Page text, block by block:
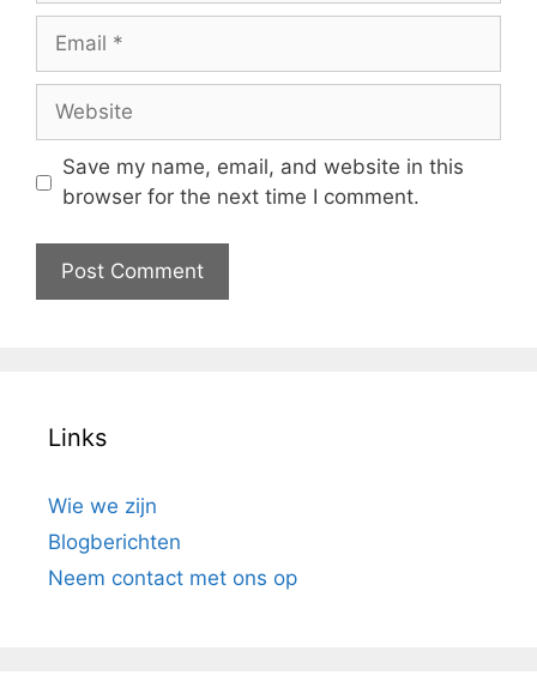
Email
Website
Save my name, email, and website in this
browser for the next time I comment.
Links
Wie we zijn
Blogberichten
Neem contact met ons op